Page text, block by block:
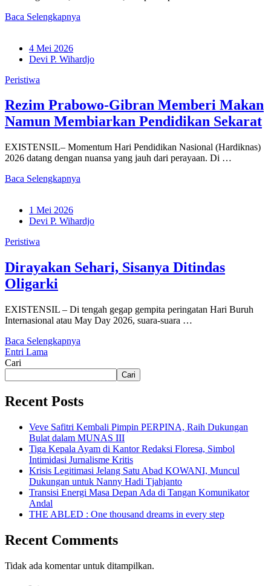
Baca Selengkapnya
4 Mei 2026
Devi P. Wihardjo
Peristiwa
Rezim Prabowo-Gibran Memberi Makan
Namun Membiarkan Pendidikan Sekarat
EXISTENSIL– Momentum Hari Pendidikan Nasional (Hardiknas)
2026 datang dengan nuansa yang jauh dari perayaan. Di …
Baca Selengkapnya
1 Mei 2026
Devi P. Wihardjo
Peristiwa
Dirayakan Sehari, Sisanya Ditindas
Oligarki
EXISTENSIL – Di tengah gegap gempita peringatan Hari Buruh
Internasional atau May Day 2026, suara-suara …
Baca Selengkapnya
Entri Lama
Cari
Cari
Recent Posts
Veve Safitri Kembali Pimpin PERPINA, Raih Dukungan
Bulat dalam MUNAS III
Tiga Kepala Ayam di Kantor Redaksi Floresa, Simbol
Intimidasi Jurnalisme Kritis
Krisis Legitimasi Jelang Satu Abad KOWANI, Muncul
Dukungan untuk Nanny Hadi Tjahjanto
Transisi Energi Masa Depan Ada di Tangan Komunikator
Andal
THE ABLED : One thousand dreams in every step
Recent Comments
Tidak ada komentar untuk ditampilkan.